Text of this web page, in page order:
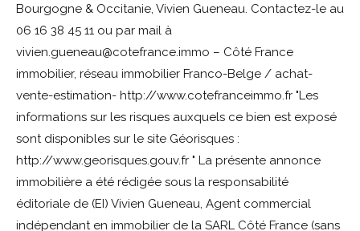
Bourgogne & Occitanie, Vivien Gueneau. Contactez-le au
06 16 38 45 11 ou par mail à
vivien.gueneau@cotefrance.immo – Côté France
immobilier, réseau immobilier Franco-Belge / achat-
vente-estimation- http://www.cotefranceimmo.fr "Les
informations sur les risques auxquels ce bien est exposé
sont disponibles sur le site Géorisques :
http://www.georisques.gouv.fr " La présente annonce
immobilière a été rédigée sous la responsabilité
éditoriale de (EI) Vivien Gueneau, Agent commercial
indépendant en immobilier de la SARL Côté France (sans